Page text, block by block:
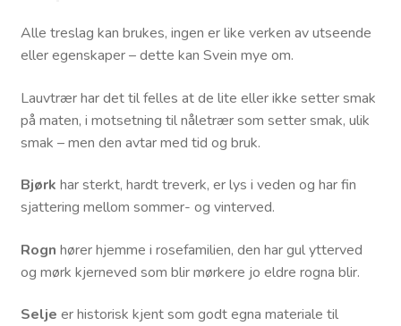
Alle treslag kan brukes, ingen er like verken av utseende
eller egenskaper – dette kan Svein mye om.
Lauvtrær har det til felles at de lite eller ikke setter smak
på maten, i motsetning til nåletrær som setter smak, ulik
smak – men den avtar med tid og bruk.
Bjørk har sterkt, hardt treverk, er lys i veden og har fin
sjattering mellom sommer- og vinterved.
Rogn hører hjemme i rosefamilien, den har gul ytterved
og mørk kjerneved som blir mørkere jo eldre rogna blir.
Selje er historisk kjent som godt egna materiale til